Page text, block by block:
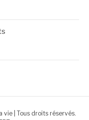
vie | Tous droits réservés.